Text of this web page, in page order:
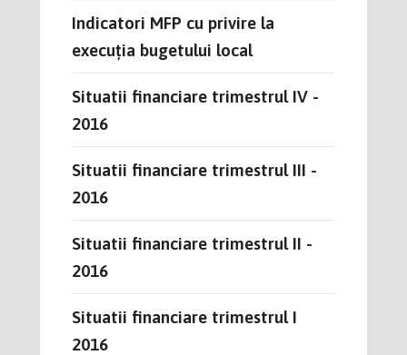
Indicatori MFP cu privire la
execuția bugetului local
Situatii financiare trimestrul IV -
2016
Situatii financiare trimestrul III -
2016
Situatii financiare trimestrul II -
2016
Situatii financiare trimestrul I
2016